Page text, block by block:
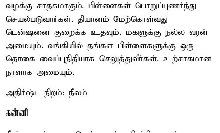
வழக்கு சாதகமாகும். பிள்ளைகள் பொறுப்புணர்ந்து
செயல்படுவார்கள். தியானம் மேற்கொள்வது
டென்ஷனை குறைக்க உதவும். மகளுக்கு நல்ல வரன்
அமையும். வங்கியில் தங்கள் பிள்ளைகளுக்கு ஒரு
தொகை வைப்புநிதியாக செலுத்துவீர்கள். உற்சாகமான
நாளாக அமையும்.
அதிர்ஷ்ட நிறம்: நீலம்
கன்னி